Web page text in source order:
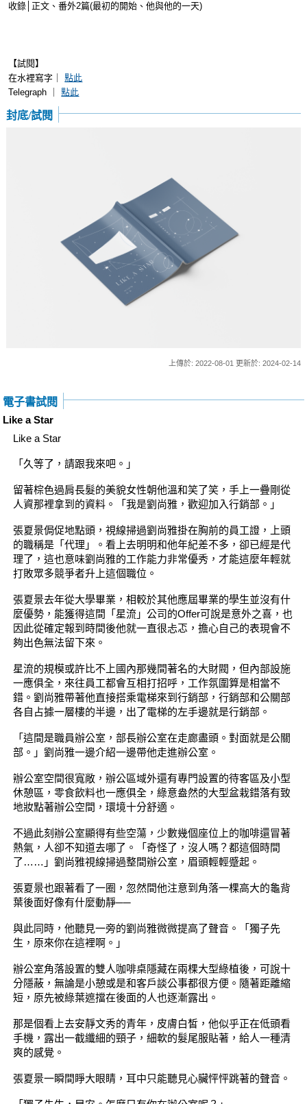
收錄│正文、番外2篇(最初的開始、他與他的一天)
【試閱】
在水裡寫字｜點此
Telegraph ｜點此
封底/試閱
上傳於: 2022-08-01 更新於: 2024-02-14
電子書試閱
Like a Star
Like a Star
「久等了，請跟我來吧。」
留著棕色過肩長髮的美貌女性朝他溫和笑了笑，手上一疊剛從
人資那裡拿到的資料。「我是劉尚雅，歡迎加入行銷部。」
張夏景侷促地點頭，視線掃過劉尚雅掛在胸前的員工證，上頭
的職稱是「代理」。看上去明明和他年紀差不多，卻已經是代
理了，這也意味劉尚雅的工作能力非常優秀，才能這麼年輕就
打敗眾多競爭者升上這個職位。
張夏景去年從大學畢業，相較於其他應屆畢業的學生並沒有什
麼優勢，能獲得這間「星流」公司的Offer可說是意外之喜，也
因此從確定報到時間後他就一直很忐忑，擔心自己的表現會不
夠出色無法留下來。
星流的規模或許比不上國內那幾間著名的大財閥，但內部設施
一應俱全，來往員工都會互相打招呼，工作氛圍算是相當不
錯。劉尚雅帶著他直接搭乘電梯來到行銷部，行銷部和公關部
各自占據一層樓的半邊，出了電梯的左手邊就是行銷部。
「這間是職員辦公室，部長辦公室在走廊盡頭。對面就是公關
部。」劉尚雅一邊介紹一邊帶他走進辦公室。
辦公室空間很寬敞，辦公區域外還有專門設置的待客區及小型
休憩區，零食飲料也一應俱全，綠意盎然的大型盆栽錯落有致
地妝點著辦公空間，環境十分舒適。
不過此刻辦公室顯得有些空蕩，少數幾個座位上的咖啡還冒著
熱氣，人卻不知道去哪了。「奇怪了，沒人嗎？都這個時間
了……」劉尚雅視線掃過整間辦公室，眉頭輕輕蹙起。
張夏景也跟著看了一圈，忽然間他注意到角落一棵高大的龜背
葉後面好像有什麼動靜──
與此同時，他聽見一旁的劉尚雅微微提高了聲音。「獨子先
生，原來你在這裡啊。」
辦公室角落設置的雙人咖啡桌隱藏在兩棵大型綠植後，可說十
分隱蔽，無論是小憩或是和客戶談公事都很方便。隨著距離縮
短，原先被綠葉遮擋在後面的人也逐漸露出。
那是個看上去安靜文秀的青年，皮膚白皙，他似乎正在低頭看
手機，露出一截纖細的頸子，細軟的髮尾服貼著，給人一種清
爽的感覺。
張夏景一瞬間睜大眼睛，耳中只能聽見心臟怦怦跳著的聲音。